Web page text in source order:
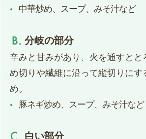
中華炒め、スープ、みそ汁など
分岐の部分
辛みと甘みがあり、火を通すとと
め切りや繊維に沿って縦切りにす
め。
豚ネギ炒め、スープ、みそ汁など
白い部分